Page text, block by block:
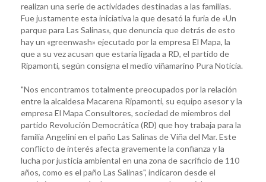
realizan una serie de actividades destinadas a las familias.
Fue justamente esta iniciativa la que desató la furia de «Un
parque para Las Salinas», que denuncia que detrás de esto
hay un «greenwash» ejecutado por la empresa El Mapa, la
que a su vez acusan que estaría ligada a RD, el partido de
Ripamonti, según consigna el medio viñamarino Pura Noticia.
"Nos encontramos totalmente preocupados por la relación
entre la alcaldesa Macarena Ripamonti, su equipo asesor y la
empresa El Mapa Consultores, sociedad de miembros del
partido Revolución Democrática (RD) que hoy trabaja para la
familia Angelini en el paño Las Salinas de Viña del Mar. Este
conflicto de interés afecta gravemente la confianza y la
lucha por justicia ambiental en una zona de sacrificio de 110
años, como es el paño Las Salinas", indicaron desde el